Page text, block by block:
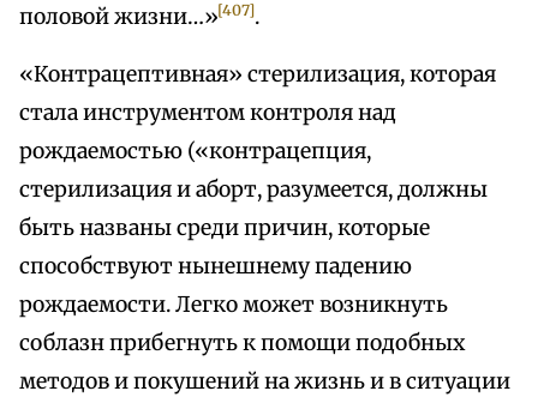
половой жизни…»[407].
«Контрацептивная» стерилизация, которая
стала инструментом контроля над
рождаемостью («контрацепция,
стерилизация и аборт, разумеется, должны
быть названы среди причин, которые
способствуют нынешнему падению
рождаемости. Легко может возникнуть
соблазн прибегнуть к помощи подобных
методов и покушений на жизнь и в ситуации